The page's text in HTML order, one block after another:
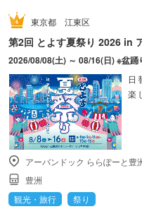
東京都 江東区
第2回 とよす夏祭り 2026 in
日
楽
アーバンドック ららぽーと豊
豊洲
観光・旅行
祭り